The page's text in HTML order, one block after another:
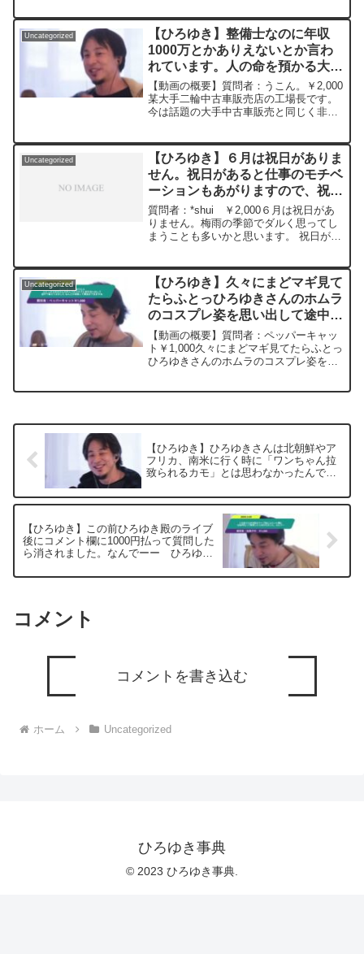
のサイトから検索してみてください。
https://hiroyuki-ziten.com/できるだけ、
多くの質問を今後も編集し、アップロー
ドしていきますので、使いやすいと感じ
て頂けたら、いいね！やチャンネル登録
をよろしくお願いします。
いと思います！元動画：知らなくてもク
イズを正解するパターン。CH'TI
BLONDEを呑みながら 2024/03/14
J21
https://www.youtube.com/watch?
v=4Qas26IBYfk*****************************
*************ひろゆきさんの動画で、寄せ
られた質問について、一問一答形式にし
な？と気になったことがあれば、下記の
サイトから検索してみてください。
https://hiroyuki-ziten.com/できるだけ、
多くの質問を今後も編集し、アップロー
ドしていきますので、使いやすいと感じ
て頂けたら、いいね！やチャンネル登録
をよろしくお願いします。
Uncategorized
【ひろゆき】整備士なのに年収
1000万とかありえないとか言わ
れています。人の命を預かる大事
な仕事だと思うのですがー ひろ
ゆき切り抜き 20230728
【動画の概要】質問者：うこん。￥2,000
某大手二輪中古車販売店の工場長です。
今は話題の大手中古車販売と同じく非上
とかありえないとか言われてました。 人
の命預か...
Uncategorized
【ひろゆき】６月は祝日がありま
せん。祝日があると仕事のモチベ
ーションもあがりますので、祝日
が欲しいですー ひろゆき切り抜
き 20240404
質問者：*shui ￥2,000６月は祝日があ
りません。梅雨の季節でダルく思ってし
まうことも多いかと思います。 祝日があ
《祝日案》 【①雨の恵みの日】…雨
(雨)→水がな...
Uncategorized
【ひろゆき】久々にまどマギ見て
たらふとっひろゆきさんのホムラ
のコスプレ姿を思い出して途中で
萎えてきました なんとか頑張っ
て最後まで見ますねー ひろゆき
切り抜き 20230320
【動画の概要】質問者：ペッパーキャッ
ト￥1,000久々にまどマギ見てたらふとっ
ひろゆきさんのホムラのコスプレ姿を思
【ひろゆき】ひろゆきさんは北朝鮮やア
フリカ、南米に行く時に「ワンちゃん拉
致られるカモ」とは思わなかったんです
【ひろゆき】この前ひろゆき殿のライブ
後にコメント欄に1000円払って質問した
ら消されました。なんでーー ひろゆき
コメント
コメントを書き込む
ホーム Uncategorized
ひろゆき事典
© 2023 ひろゆき事典.